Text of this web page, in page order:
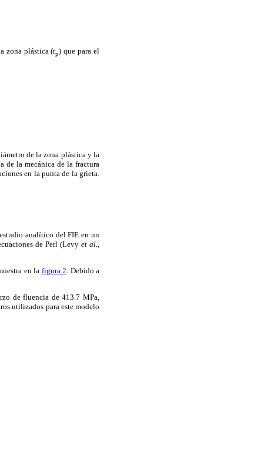
zona plástica (rp) que para el
de la zona plástica y la
de la mecánica de la fractura
en la punta de la grieta.
analítico del FIE en un
de Perl (Levy et al.
en la figura 2 . Debido a
de fluencia de 413.7 MPa,
utilizados para este modelo